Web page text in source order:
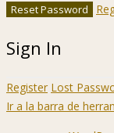
Sign In
Register Lost
Ir a la barra de